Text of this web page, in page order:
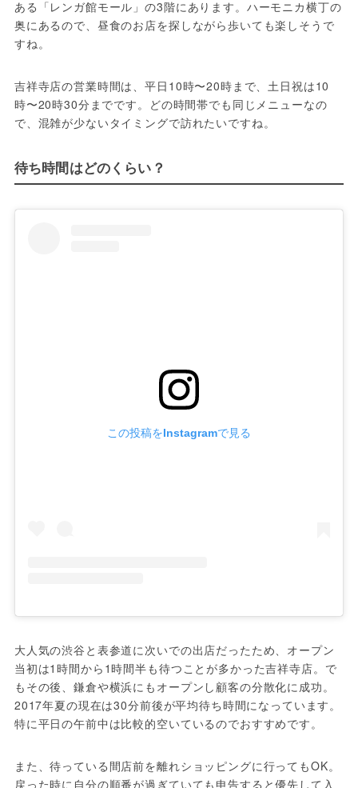
ある「レンガ館モール」の3階にあります。ハーモニカ横丁の
奥にあるので、昼食のお店を探しながら歩いても楽しそうで
すね。
吉祥寺店の営業時間は、平日10時〜20時まで、土日祝は10
時〜20時30分までです。どの時間帯でも同じメニューなの
で、混雑が少ないタイミングで訪れたいですね。
待ち時間はどのくらい？
この投稿をInstagramで見る
大人気の渋谷と表参道に次いでの出店だったため、オープン
当初は1時間から1時間半も待つことが多かった吉祥寺店。で
もその後、鎌倉や横浜にもオープンし顧客の分散化に成功。
2017年夏の現在は30分前後が平均待ち時間になっています。
特に平日の午前中は比較的空いているのでおすすめです。
また、待っている間店前を離れショッピングに行ってもOK。
戻った時に自分の順番が過ぎていても申告すると優先して入